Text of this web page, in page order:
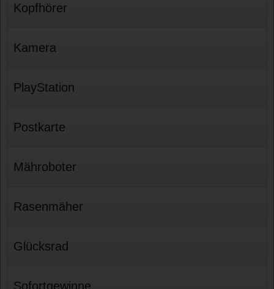
Kopfhörer
Kamera
PlayStation
Postkarte
Mähroboter
Rasenmäher
Glücksrad
Sofortgewinne